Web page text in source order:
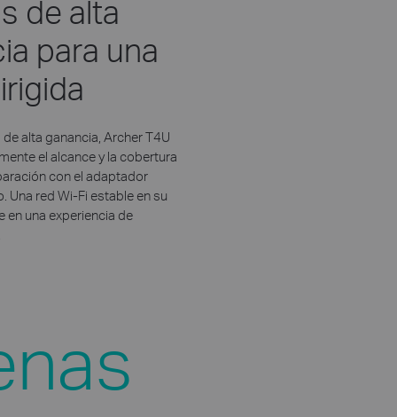
de alta
para una
alta ganancia, Archer T4U
el alcance y la cobertura
con el adaptador
Una red Wi-Fi estable en su
en una experiencia de